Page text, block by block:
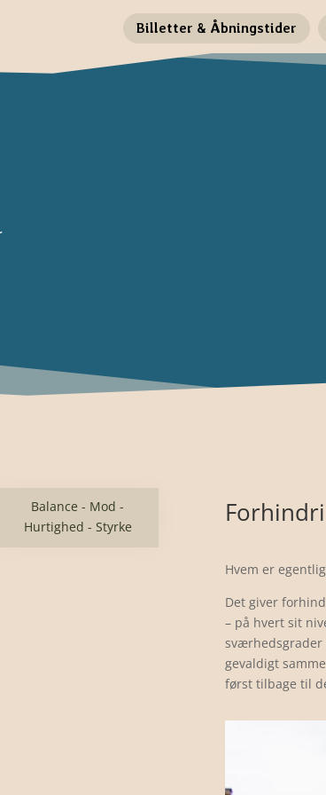
Billetter & Åbningstider
Balance - Mod -
Hurtighed - Styrke
Hvem er
Det giver
– på hvert sit
sværhedsgrader
gevaldigt
først tilbage til